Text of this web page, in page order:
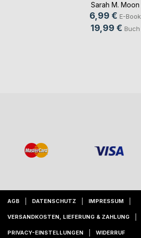
Sarah M. Moon
6,99 € E-Book
19,99 € Buch
AGB DATENSCHUTZ IMPRESSUM
VERSANDKOSTEN, LIEFERUNG & ZAHLUNG
PRIVACY-EINSTELLUNGEN WIDERRUF